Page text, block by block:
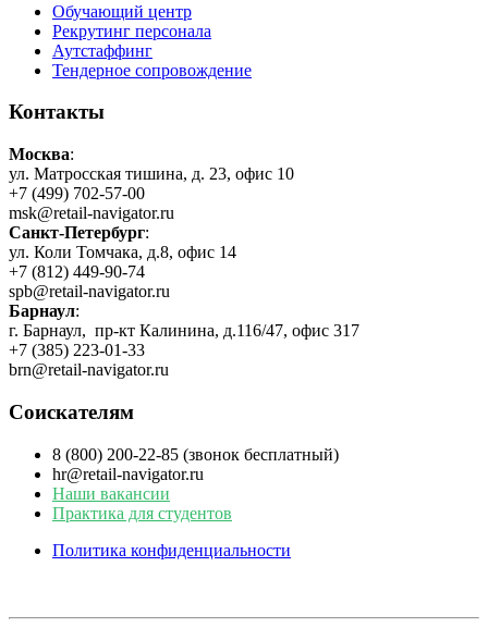
Обучающий центр
Рекрутинг персонала
Аутстаффинг
Тендерное сопровождение
Контакты
Москва:
ул. Матросская тишина, д. 23, офис 10
+7 (499) 702-57-00
msk@retail-navigator.ru
Санкт-Петербург:
ул. Коли Томчака, д.8, офис 14
+7 (812) 449-90-74
spb@retail-navigator.ru
Барнаул:
г. Барнаул, пр-кт Калинина, д.116/47, офис 317
+7 (385) 223-01-33
brn@retail-navigator.ru
Соискателям
8 (800) 200-22-85 (звонок бесплатный)
hr@retail-navigator.ru
Наши вакансии
Практика для студентов
Политика конфиденциальности